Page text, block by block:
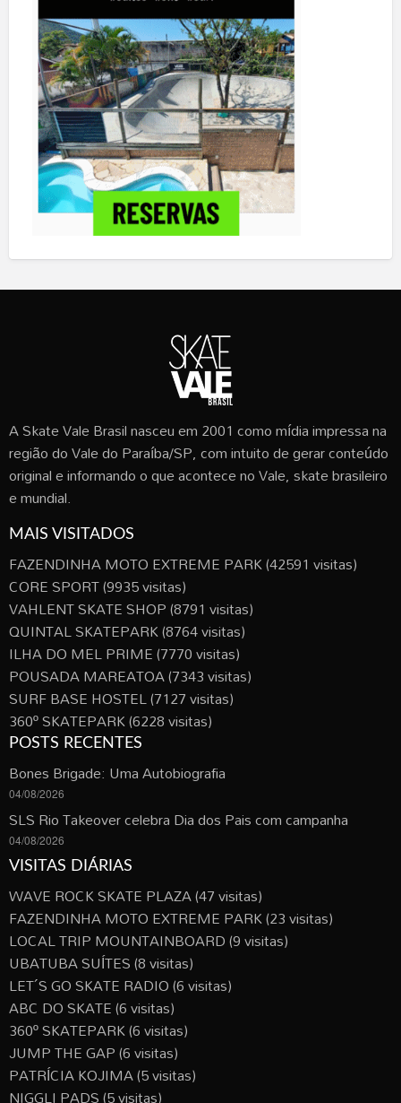
A Skate Vale Brasil nasceu em 2001 como mídia impressa na
região do Vale do Paraíba/SP, com intuito de gerar conteúdo
original e informando o que acontece no Vale, skate brasileiro
e mundial.
MAIS VISITADOS
FAZENDINHA MOTO EXTREME PARK(42591 visitas)
CORE SPORT(9935 visitas)
VAHLENT SKATE SHOP(8791 visitas)
QUINTAL SKATEPARK(8764 visitas)
ILHA DO MEL PRIME(7770 visitas)
POUSADA MAREATOA(7343 visitas)
SURF BASE HOSTEL(7127 visitas)
360º SKATEPARK(6228 visitas)
POSTS RECENTES
Bones Brigade: Uma Autobiografia
04/08/2026
SLS Rio Takeover celebra Dia dos Pais com campanha
04/08/2026
VISITAS DIÁRIAS
WAVE ROCK SKATE PLAZA(47 visitas)
FAZENDINHA MOTO EXTREME PARK(23 visitas)
LOCAL TRIP MOUNTAINBOARD(9 visitas)
UBATUBA SUÍTES(8 visitas)
LET´S GO SKATE RADIO(6 visitas)
ABC DO SKATE(6 visitas)
360º SKATEPARK(6 visitas)
JUMP THE GAP(6 visitas)
PATRÍCIA KOJIMA(5 visitas)